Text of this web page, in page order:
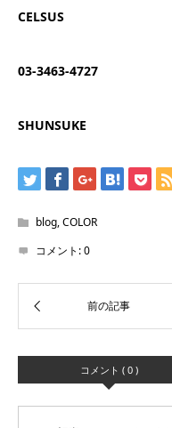
CELSUS
03-3463-4727
SHUNSUKE
blog,COLOR
コメント:0
コメント ( 0 )